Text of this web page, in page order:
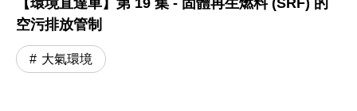
【環境直達車】第 19 集 - 固體再生燃料 (SRF) 的
空污排放管制
大氣環境